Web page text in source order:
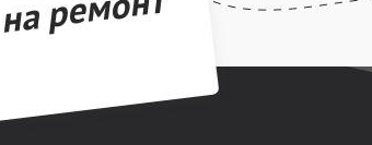
ремонт